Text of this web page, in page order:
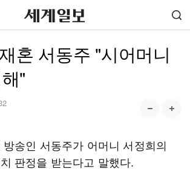
혼 서동주 "시어머니
"
송인 서동주가 어머니 서정희의
판정을 받는다고 말했다.